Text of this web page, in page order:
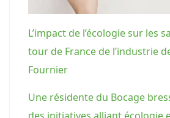
L’impact de l’écologie sur les
tour de France de l’industrie
Fournier
Une résidente du Bocage